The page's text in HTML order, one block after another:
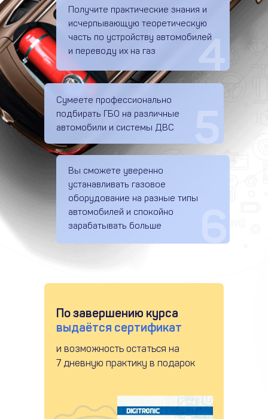
4
Получите практические знания и
исчерпывающую теоретическую
часть по устройству автомобилей
и переводу их на газ
Сумеете профессионально
подбирать ГБО на различные
автомобили и системы ДВС
Вы сможете уверенно
устанавливать газовое
оборудование на разные типы
автомобилей и спокойно
зарабатывать больше
По завершению курса
выдаётся сертификат
и возможность остаться на
7 дневную практику в подарок